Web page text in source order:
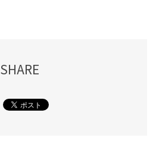
SHARE